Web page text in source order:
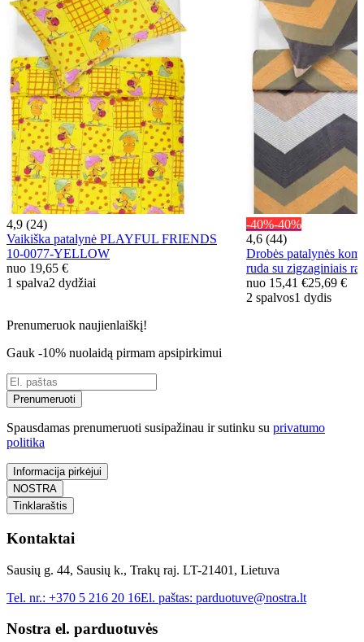
4,9 (24)
Vaikiška patalynė PLAYFUL FRIENDS
10-0077-YELLOW
nuo 19,65 €
1 spalva2 dydžiai
-40%-40%
4,6 (44)
Drobės patalynės
ruda su zigzaginiais
nuo 15,41 €25,69 €
2 spalvos1 dydis
Prenumeruok naujienlaiškį!
Gauk -10% nuolaidą pirmam apsipirkimui
Prenumeruoti
Spausdamas prenumeruoti susipažinau ir sutinku su privatumo
politika
Informacija pirkėjui
NOSTRA
Tinklaraštis
Kontaktai
Sausių g. 44, Sausių k., Trakų raj. LT-21401, Lietuva
Tel. nr.: +370 5 216 20 16El. paštas: parduotuve@nostra.lt
Nostra el. parduotuvės